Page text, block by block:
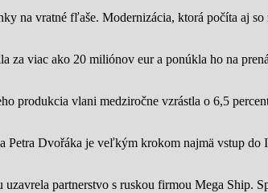
na vratné fľaše. Modernizácia, ktorá počíta aj so
za viac ako 20 miliónov eur a ponúkla ho na
produkcia vlani medziročne vzrástla o 6,5
Petra Dvořáka je veľkým krokom najmä vstup do
partnerstvo s ruskou firmou Mega Ship.